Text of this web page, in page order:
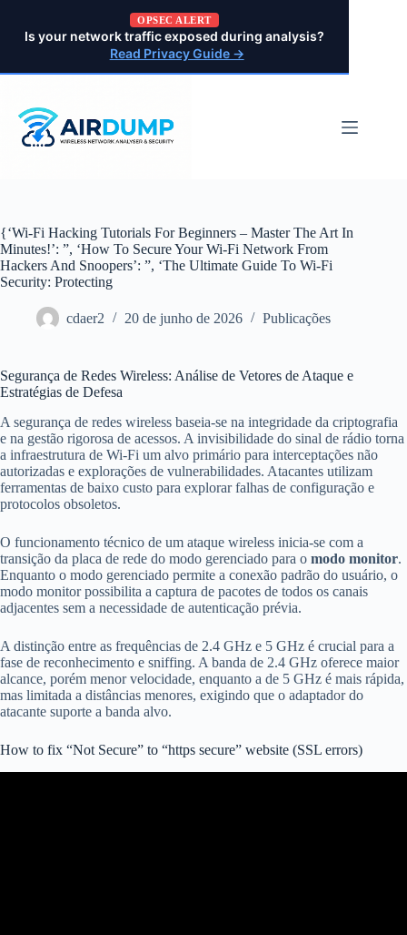
OPSEC ALERT
Is your network traffic exposed during analysis?
Read Privacy Guide →
{‘Wi-Fi Hacking Tutorials For Beginners – Master The Art In
Minutes!’: ”, ‘How To Secure Your Wi-Fi Network From
Hackers And Snoopers’: ”, ‘The Ultimate Guide To Wi-Fi
Security: Protecting
cdaer2 20 de junho de 2026 Publicações
Segurança de Redes Wireless: Análise de Vetores de Ataque e
Estratégias de Defesa
A segurança de redes wireless baseia-se na integridade da criptografia
e na gestão rigorosa de acessos. A invisibilidade do sinal de rádio torna
a infraestrutura de Wi-Fi um alvo primário para interceptações não
autorizadas e explorações de vulnerabilidades. Atacantes utilizam
ferramentas de baixo custo para explorar falhas de configuração e
protocolos obsoletos.
O funcionamento técnico de um ataque wireless inicia-se com a
transição da placa de rede do modo gerenciado para o modo monitor.
Enquanto o modo gerenciado permite a conexão padrão do usuário, o
modo monitor possibilita a captura de pacotes de todos os canais
adjacentes sem a necessidade de autenticação prévia.
A distinção entre as frequências de 2.4 GHz e 5 GHz é crucial para a
fase de reconhecimento e sniffing. A banda de 2.4 GHz oferece maior
alcance, porém menor velocidade, enquanto a de 5 GHz é mais rápida,
mas limitada a distâncias menores, exigindo que o adaptador do
atacante suporte a banda alvo.
How to fix “Not Secure” to “https secure” website (SSL errors)